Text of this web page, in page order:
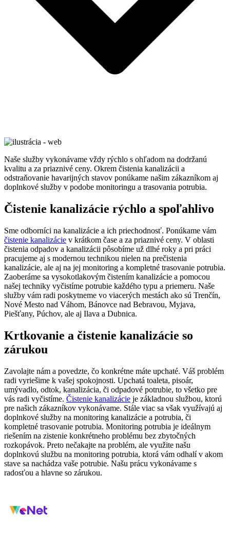
Naše služby vykonávame vždy rýchlo s ohľadom na dodržanú
kvalitu a za priaznivé ceny. Okrem čistenia kanalizácii a
odstraňovanie havarijných stavov ponúkame našim zákazníkom aj
doplnkové služby v podobe monitoringu a trasovania potrubia.
Čistenie kanalizácie rýchlo a spoľahlivo
Sme odborníci na kanalizácie a ich priechodnosť. Ponúkame vám
čistenie kanalizácie v krátkom čase a za priaznivé ceny. V oblasti
čistenia odpadov a kanalizácii pôsobíme už dlhé roky a pri práci
pracujeme aj s modernou technikou nielen na prečistenia
kanalizácie, ale aj na jej monitoring a kompletné trasovanie potrubia.
Zaoberáme sa vysokotlakovým čistením kanalizácie a pomocou
našej techniky vyčistíme potrubie každého typu a priemeru. Naše
služby vám radi poskytneme vo viacerých mestách ako sú Trenčín,
Nové Mesto nad Váhom, Bánovce nad Bebravou, Myjava,
Piešťany, Púchov, ale aj Ilava a Dubnica.
Krtkovanie a čistenie kanalizácie so
zárukou
Zavolajte nám a povedzte, čo konkrétne máte upchaté. Váš problém
radi vyriešime k vašej spokojnosti. Upchatá toaleta, pisoár,
umývadlo, odtok, kanalizácia, či odpadové potrubie, to všetko pre
vás radi vyčistíme. Čistenie kanalizácie je základnou službou, ktorú
pre našich zákazníkov vykonávame. Stále viac sa však využívajú aj
doplnkové služby na monitoring kanalizácie a potrubia, či
kompletné trasovanie potrubia. Monitoring potrubia je ideálnym
riešením na zistenie konkrétneho problému bez zbytočných
rozkopávok. Preto nečakajte na problém, ale využite našu
doplnkovú službu na monitoring potrubia, ktorá vám odhalí v akom
stave sa nachádza vaše potrubie. Našu prácu vykonávame s
radosťou a hlavne so zárukou.